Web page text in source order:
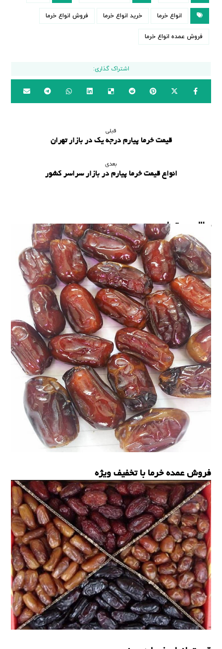
انواع خرما خرید انواع خرما فروش انواع خرما
فروش عمده انواع خرما
قبلی
قیمت خرما پیارم درجه یک در بازار تهران
بعدی
انواع قیمت خرما پیارم در بازار سراسر کشور
مطالب مرتبط ...
فروش عمده خرما با تخفیف ویژه
خرما